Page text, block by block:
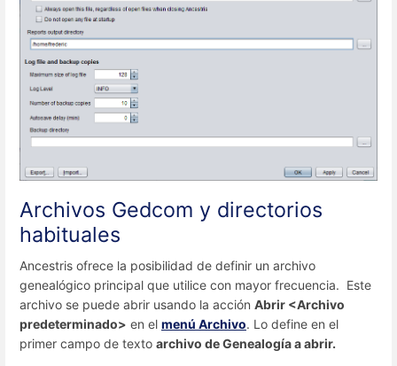
Archivos Gedcom y directorios
habituales
Ancestris ofrece la posibilidad de definir un archivo
genealógico principal que utilice con mayor frecuencia. Este
archivo se puede abrir usando la acción Abrir <Archivo
predeterminado> en el menú Archivo. Lo define en el
primer campo de texto archivo de Genealogía a abrir.